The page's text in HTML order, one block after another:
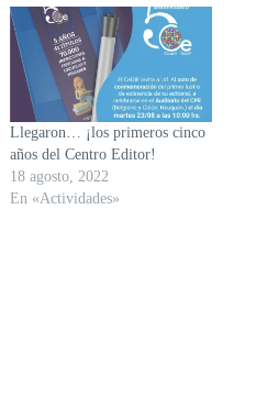
Llegaron… ¡los primeros cinco
años del Centro Editor!
18 agosto, 2022
En «Actividades»